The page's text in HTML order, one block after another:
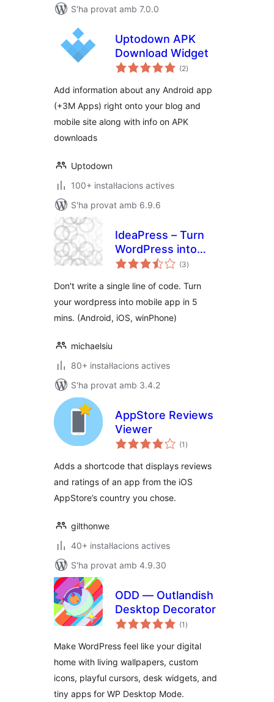
S'ha provat amb 7.0.0
Uptodown APK
Download Widget
(2puntuacions
totals
)
Add information about any Android app
(+3M Apps) right onto your blog and
mobile site along with info on APK
downloads
Uptodown
100+ instal·lacions actives
S'ha provat amb 6.9.6
IdeaPress – Turn
WordPress into
Mobile Apps
WinPhone)
(3puntuacions
totals
)
Don't write a single line of code. Turn
your wordpress into mobile app in 5
mins. (Android, iOS, winPhone)
michaelsiu
80+ instal·lacions actives
S'ha provat amb 3.4.2
AppStore Reviews
Viewer
(1 puntuacions
totals
)
Adds a shortcode that displays reviews
and ratings of an app from the iOS
AppStore’s country you chose.
gilthonwe
40+ instal·lacions actives
S'ha provat amb 4.9.30
ODD — Outlandish
Desktop Decorator
(1 puntuacions
totals
)
Make WordPress feel like your digital
home with living wallpapers, custom
icons, playful cursors, desk widgets, and
tiny apps for WP Desktop Mode.